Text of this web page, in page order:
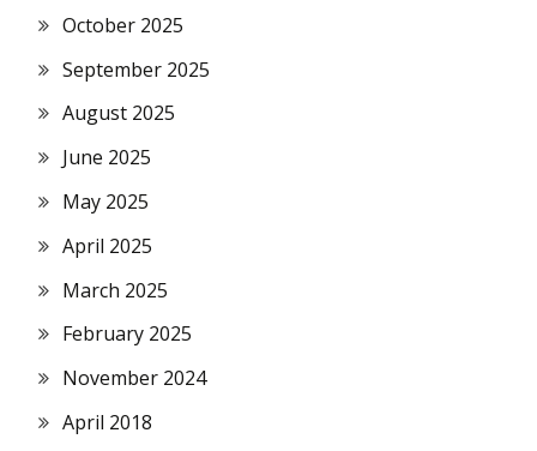
October 2025
September 2025
August 2025
June 2025
May 2025
April 2025
March 2025
February 2025
November 2024
April 2018